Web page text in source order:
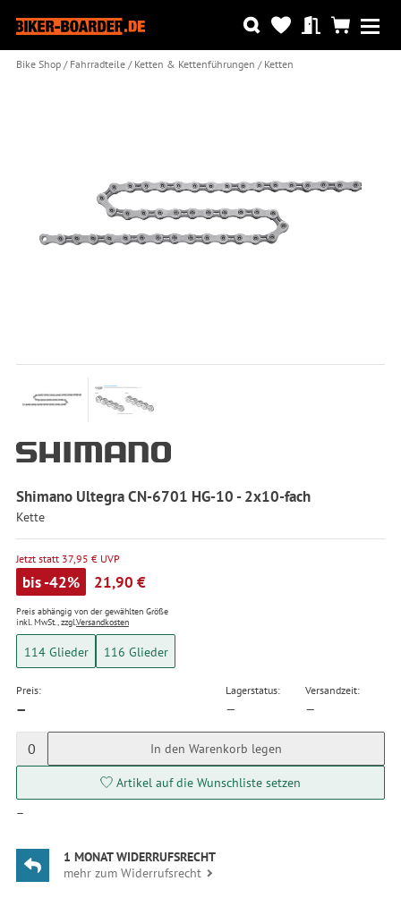
Bike Shop Fahrradteile Ketten & Kettenführungen Ketten
Shimano Ultegra CN-6701 HG-10 - 2x10-fach
Kette
Jetzt statt 37,95 € UVP
bis -42% 21,90 €
Preis abhängig von der gewählten Größe
inkl. MwSt., zzgl.Versandkosten
114 Glieder 116 Glieder
Preis:
—
Lagerstatus:
—
Versandzeit:
—
0 In den Warenkorb legen
Artikel auf die Wunschliste setzen
—
1 MONAT WIDERRUFSRECHT
mehr zum Widerrufsrecht